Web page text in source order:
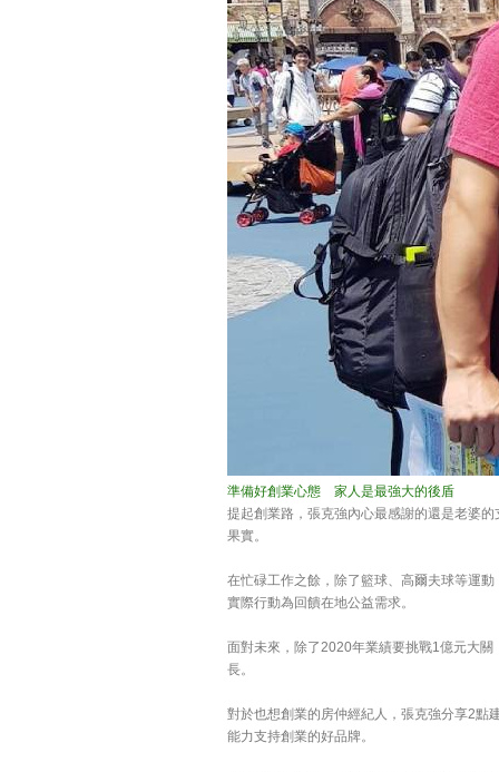
準備好創業心態 家人是最強大的後盾
提起創業路，張克強內心最感謝的還是老婆
果實。
在忙碌工作之餘，除了籃球、高爾夫球等運
實際行動為回饋在地公益需求。
面對未來，除了2020年業績要挑戰1億元大
長。
對於也想創業的房仲經紀人，張克強分享2點
能力支持創業的好品牌。